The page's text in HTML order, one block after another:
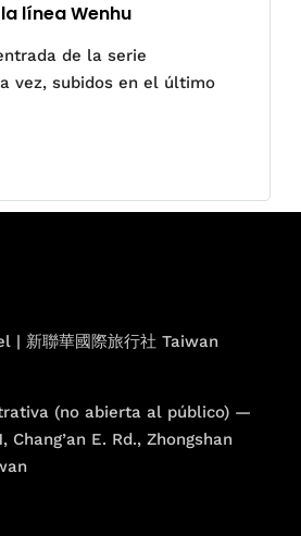
línea Wenhu
de la serie
vez, subidos en el último
| 新聯華國際旅行社 Taiwan
(no abierta al público) —
Chang’an E. Rd., Zhongshan